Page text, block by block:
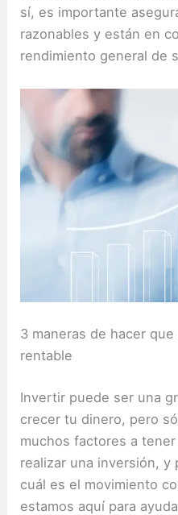
sí, es importante
razonables y están en
rendimiento general de
3 maneras de hacer
rentable
Invertir puede ser una
crecer tu dinero, pero
muchos factores a
realizar una inversión,
cuál es el movimiento
estamos aquí para